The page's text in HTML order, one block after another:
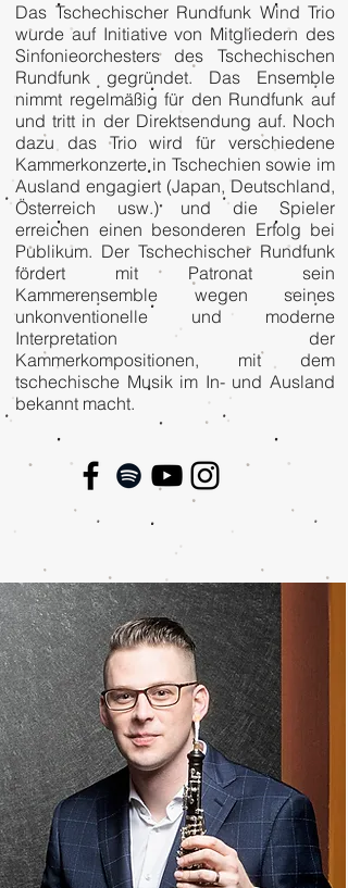
Das Tschechischer Rundfunk Wind Trio
wurde auf Initiative von Mitgliedern des
Sinfonieorchesters des Tschechischen
Rundfunk gegründet. Das Ensemble
nimmt regelmäßig für den Rundfunk auf
und tritt in der Direktsendung auf. Noch
dazu das Trio wird für verschiedene
Kammerkonzerte in Tschechien sowie im
Ausland engagiert (Japan, Deutschland,
Österreich usw.) und die Spieler
erreichen einen besonderen Erfolg bei
Publikum. Der Tschechischer Rundfunk
fördert mit Patronat sein
Kammerensemble wegen seines
unkonventionelle und moderne
Interpretation der
Kammerkompositionen, mit dem
tschechische Musik im In- und Ausland
bekannt macht.